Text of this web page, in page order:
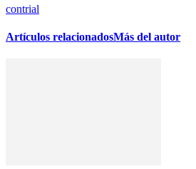
contrial
Artículos relacionadosMás del autor